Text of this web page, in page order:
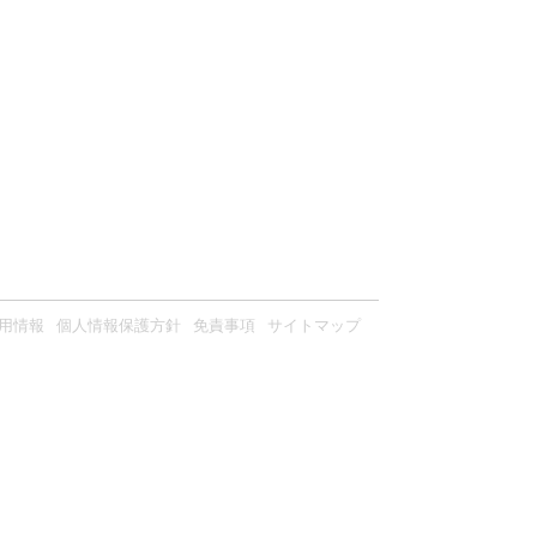
情報 個人情報保護方針 免責事項 サイトマップ